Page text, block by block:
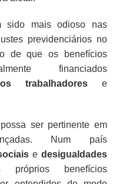
sido mais odioso nas
previdenciários no
de que os benefícios
financiados
trabalhadorese
ser pertinente em
Num país
e desigualdades
benefícios